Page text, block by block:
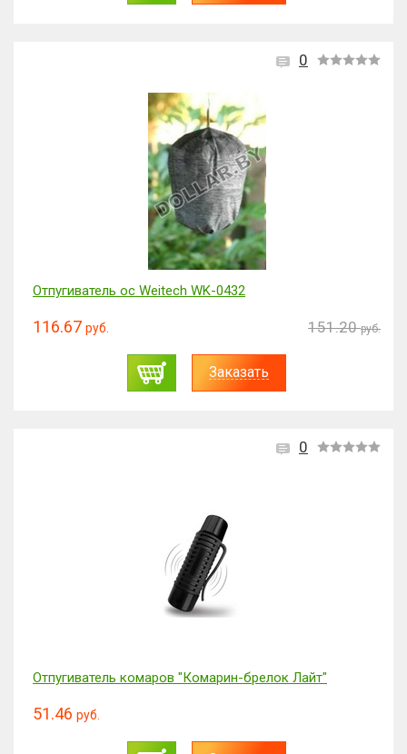
0
Отпугиватель ос Weitech WK-0432
116.67 руб. 151.20 руб.
Заказать
0
Отпугиватель комаров "Комарин-брелок Лайт"
51.46 руб.